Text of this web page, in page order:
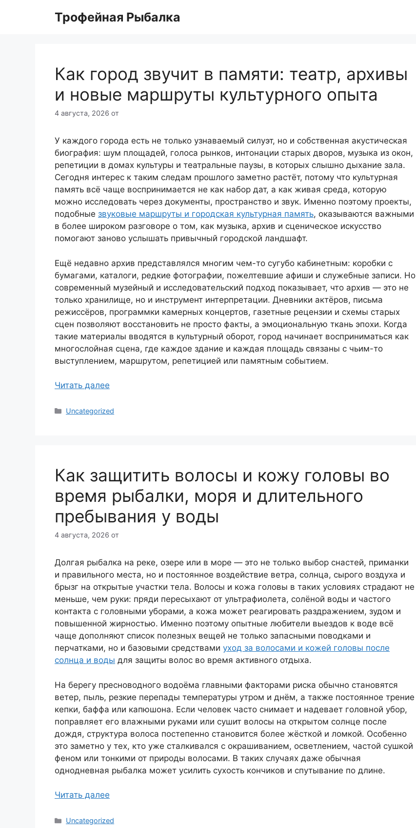
Трофейная Рыбалка
Как город звучит в памяти: театр, архивы
и новые маршруты культурного опыта
4 августа, 2026 от
У каждого города есть не только узнаваемый силуэт, но и собственная акустическая
биография: шум площадей, голоса рынков, интонации старых дворов, музыка из окон,
репетиции в домах культуры и театральные паузы, в которых слышно дыхание зала.
Сегодня интерес к таким следам прошлого заметно растёт, потому что культурная
память всё чаще воспринимается не как набор дат, а как живая среда, которую
можно исследовать через документы, пространство и звук. Именно поэтому проекты,
подобные звуковые маршруты и городская культурная память, оказываются важными
в более широком разговоре о том, как музыка, архив и сценическое искусство
помогают заново услышать привычный городской ландшафт.
Ещё недавно архив представлялся многим чем-то сугубо кабинетным: коробки с
бумагами, каталоги, редкие фотографии, пожелтевшие афиши и служебные записи. Но
современный музейный и исследовательский подход показывает, что архив — это не
только хранилище, но и инструмент интерпретации. Дневники актёров, письма
режиссёров, программки камерных концертов, газетные рецензии и схемы старых
сцен позволяют восстановить не просто факты, а эмоциональную ткань эпохи. Когда
такие материалы вводятся в культурный оборот, город начинает восприниматься как
многослойная сцена, где каждое здание и каждая площадь связаны с чьим-то
выступлением, маршрутом, репетицией или памятным событием.
Читать далее
Рубрики
Uncategorized
Как защитить волосы и кожу головы во
время рыбалки, моря и длительного
пребывания у воды
4 августа, 2026 от
Долгая рыбалка на реке, озере или в море — это не только выбор снастей, приманки
и правильного места, но и постоянное воздействие ветра, солнца, сырого воздуха и
брызг на открытые участки тела. Волосы и кожа головы в таких условиях страдают не
меньше, чем руки: пряди пересыхают от ультрафиолета, солёной воды и частого
контакта с головными уборами, а кожа может реагировать раздражением, зудом и
повышенной жирностью. Именно поэтому опытные любители выездов к воде всё
чаще дополняют список полезных вещей не только запасными поводками и
перчатками, но и базовыми средствами уход за волосами и кожей головы после
солнца и воды для защиты волос во время активного отдыха.
На берегу пресноводного водоёма главными факторами риска обычно становятся
ветер, пыль, резкие перепады температуры утром и днём, а также постоянное трение
кепки, баффа или капюшона. Если человек часто снимает и надевает головной убор,
поправляет его влажными руками или сушит волосы на открытом солнце после
дождя, структура волоса постепенно становится более жёсткой и ломкой. Особенно
это заметно у тех, кто уже сталкивался с окрашиванием, осветлением, частой сушкой
феном или тонкими от природы волосами. В таких случаях даже обычная
однодневная рыбалка может усилить сухость кончиков и спутывание по длине.
Читать далее
Рубрики
Uncategorized